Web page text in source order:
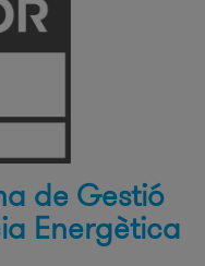
de Gestió
Energètica